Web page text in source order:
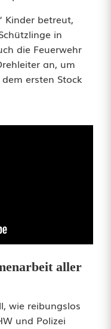
Kinder betreut,
in
die Feuerwehr
an, um
ersten Stock
aller
wie reibungslos
und Polizei